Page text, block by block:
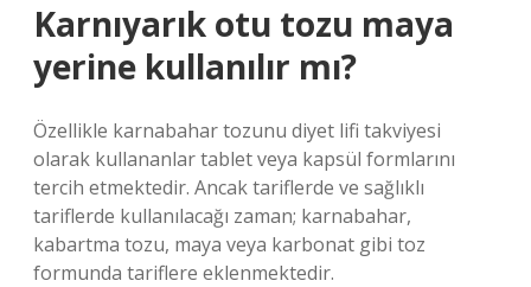
Karnıyarık otu tozu maya
yerine kullanılır mı?
Özellikle karnabahar tozunu diyet lifi takviyesi
olarak kullananlar tablet veya kapsül formlarını
tercih etmektedir. Ancak tariflerde ve sağlıklı
tariflerde kullanılacağı zaman; karnabahar,
kabartma tozu, maya veya karbonat gibi toz
formunda tariflere eklenmektedir.